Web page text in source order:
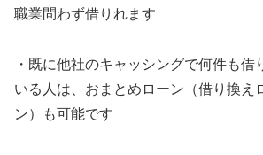
職業問わず借りれます
・既に他社のキャッシングで何件も借
いる人は、おまとめローン（借り換え
ン）も可能です